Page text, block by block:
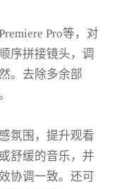
Pro等，对
序拼接镜头，调
。去除多余部
氛围，提升观看
舒缓的音乐，并
协调一致。还可